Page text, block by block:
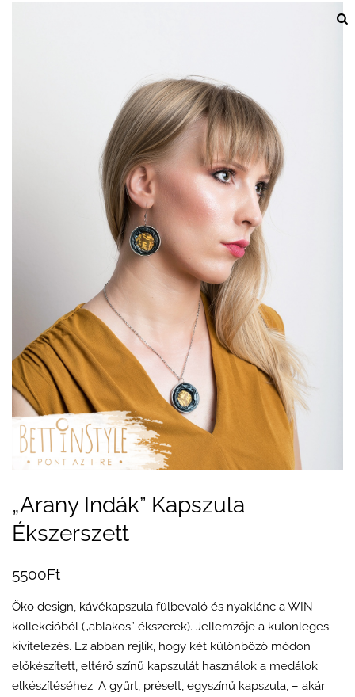
„Arany Indák” Kapszula
Ékszerszett
5500Ft
Öko design, kávékapszula fülbevaló és nyaklánc a WIN
kollekcióból („ablakos” ékszerek). Jellemzője a különleges
kivitelezés. Ez abban rejlik, hogy két különböző módon
előkészített, eltérő színű kapszulát használok a medálok
elkészítéséhez. A gyűrt, préselt, egyszínű kapszula, – akár